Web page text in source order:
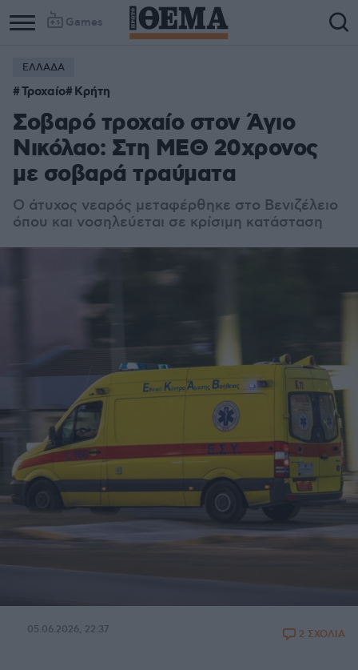
Games
ΕΛΛΑΔΑ
Τροχαίο Κρήτη
Σοβαρό τροχαίο στον Άγιο
Νικόλαο: Στη ΜΕΘ 20χρονος
με σοβαρά τραύματα
Ο άτυχος νεαρός μεταφέρθηκε στο Βενιζέλειο
όπου και νοσηλεύεται σε κρίσιμη κατάσταση
05.06.2026, 22:37 2 ΣΧΟΛΙΑ